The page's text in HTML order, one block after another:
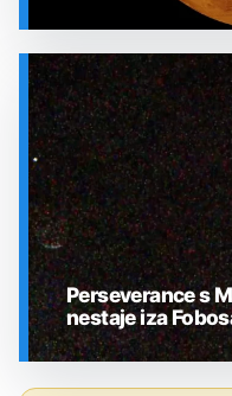
SVEMIR
Perseverance s
nestaje iza